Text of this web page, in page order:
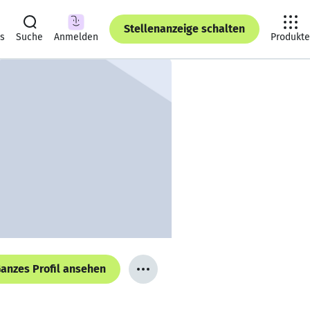
Suche Anmelden
Stellenanzeige schalten
Produkte
Profil ansehen